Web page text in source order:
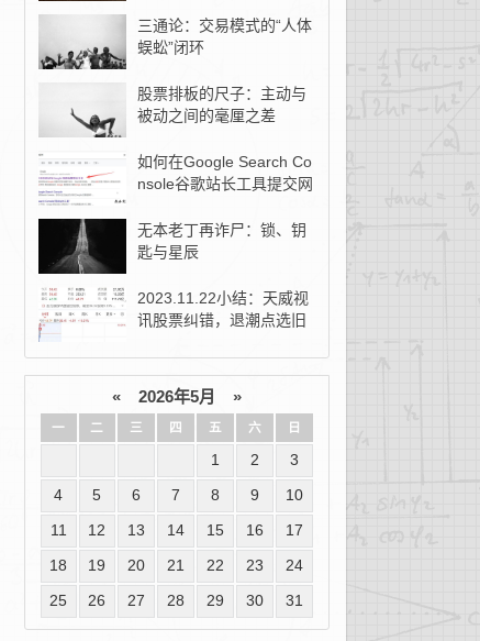
三通论：交易模式的“人体
蜈蚣”闭环
股票排板的尺子：主动与
被动之间的毫厘之差
如何在Google Search Co
nsole谷歌站长工具提交网
无本老丁再诈尸：锁、钥
匙与星辰
2023.11.22小结：天威视
讯股票纠错，退潮点选旧
« 2026年5月 »
一 二 三 四 五 六 日
1 2
3
4
5 6 7 8 9
10
11
12 13 14 15 16
17
18
19 20 21 22 23
24
25
26 27 28 29 30 31